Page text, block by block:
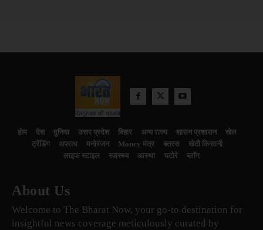
होम देश दुनिया उत्तर प्रदेश बिहार अन्य राज्य शासन प्रशासन
खेल
ट्रेंडिंग
अपराध मनोरंजन Money मंत्र बतरस
खेती किसानी
लाइफ स्टाइल
स्वास्थ्य आस्था चटोरे ब्लॉग
About Us
Welcome to The Bharat Now, your go-to destination for
insightful news coverage meticulously curated by